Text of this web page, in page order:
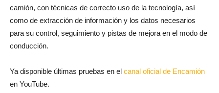
camión, con técnicas de correcto uso de la tecnología, así
como de extracción de información y los datos necesarios
para su control, seguimiento y pistas de mejora en el modo de
conducción.
Ya disponible últimas pruebas en el canal oficial de Encamión
en YouTube.